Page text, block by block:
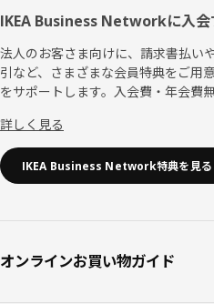
IKEA Business Networkに入会
法人のお客さま向けに、請求書払い
引など、さまざまな会員特典をご用
をサポートします。入会費・年会費無
詳しく見る
IKEA Business Network特典を見る
オンラインお買い物ガイド